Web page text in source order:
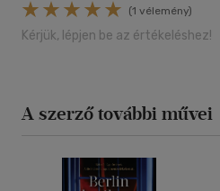
(1 vélemény)
Kérjük, lépjen be az értékeléshez!
A szerző további művei